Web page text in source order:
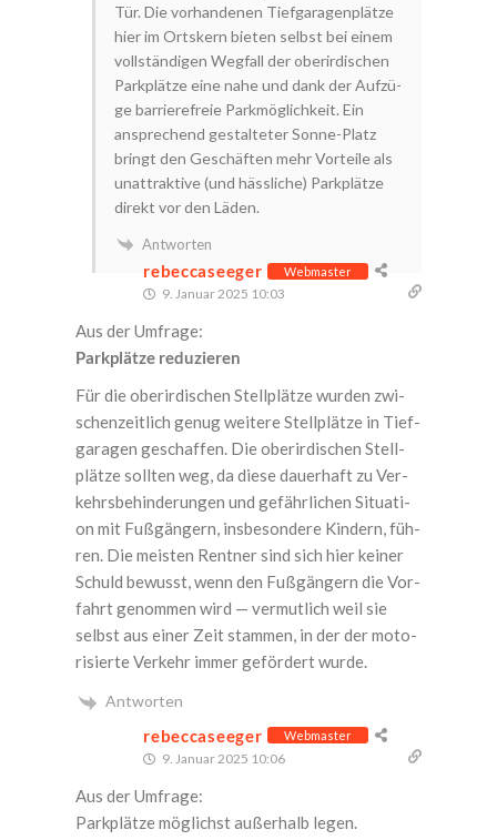
Tür. Die vor­han­de­nen Tief­ga­ra­gen­plät­ze
hier im Orts­kern bie­ten selbst bei einem
voll­stän­di­gen Weg­fall der ober­ir­di­schen
Park­plät­ze eine nahe und dank der Auf­zü­
ge bar­rie­re­freie Park­mög­lich­keit. Ein
anspre­chend gestal­te­ter Son­ne-Platz
bringt den Geschäf­ten mehr Vor­tei­le als
unat­trak­ti­ve (und häss­li­che) Park­plät­ze
direkt vor den Läden.
Antworten
rebeccaseeger Webmaster
9. Januar 2025 10:03
Aus der Umfrage:
Park­plät­ze reduzieren
Für die ober­ir­di­schen Stell­plät­ze wur­den zwi­
schen­zeit­lich genug wei­te­re Stell­plät­ze in Tief­
ga­ra­gen geschaf­fen. Die ober­ir­di­schen Stell­
plät­ze soll­ten weg, da die­se dau­er­haft zu Ver­
kehrs­be­hin­de­run­gen und gefähr­li­chen Situa­ti­
on mit Fuß­gän­gern, ins­be­son­de­re Kin­dern, füh­
ren. Die meis­ten Rent­ner sind sich hier kei­ner
Schuld bewusst, wenn den Fuß­gän­gern die Vor­
fahrt genom­men wird — ver­mut­lich weil sie
selbst aus einer Zeit stam­men, in der der moto­
ri­sier­te Ver­kehr immer geför­dert wurde.
Antworten
rebeccaseeger Webmaster
9. Januar 2025 10:06
Aus der Umfrage:
Park­plät­ze mög­lichst außer­halb legen.